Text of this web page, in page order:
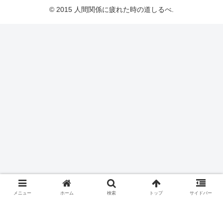
© 2015 人間関係に疲れた時の道しるべ.
メニュー ホーム 検索 トップ サイドバー